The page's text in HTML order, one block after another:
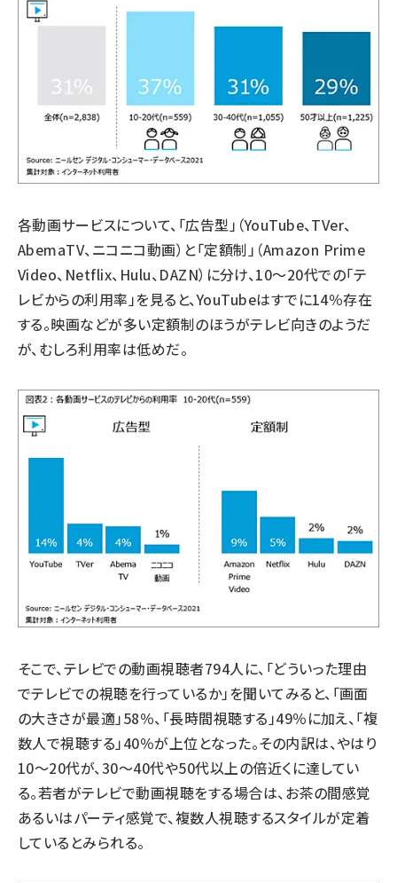
各動画サービスについて、「広告型」（YouTube、TVer、
AbemaTV、ニコニコ動画）と「定額制」（Amazon Prime
Video、Netflix、Hulu、DAZN）に分け、10～20代での「テ
レビからの利用率」を見ると、YouTubeはすでに14％存在
する。映画などが多い定額制のほうがテレビ向きのようだ
が、むしろ利用率は低めだ。
そこで、テレビでの動画視聴者794人に、「どういった理由
でテレビでの視聴を行っているか」を聞いてみると、「画面
の大きさが最適」58％、「長時間視聴する」49％に加え、「複
数人で視聴する」40％が上位となった。その内訳は、やはり
10～20代が、30～40代や50代以上の倍近くに達してい
る。若者がテレビで動画視聴をする場合は、お茶の間感覚
あるいはパーティ感覚で、複数人視聴するスタイルが定着
しているとみられる。